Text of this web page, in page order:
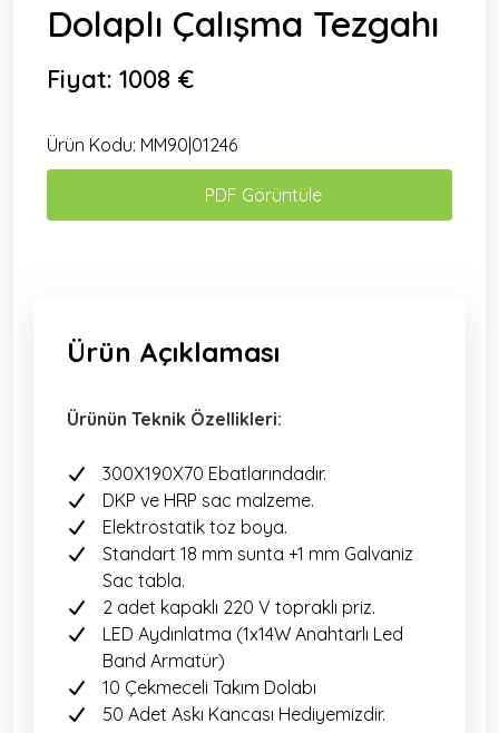
Dolaplı Çalışma Tezgahı
Fiyat: 1008 €
Ürün Kodu: MM90|01246
PDF Görüntüle
Ürün Açıklaması
Ürünün Teknik Özellikleri:
300X190X70 Ebatlarındadır.
DKP ve HRP sac malzeme.
Elektrostatik toz boya.
Standart 18 mm sunta +1 mm Galvaniz
Sac tabla.
2 adet kapaklı 220 V topraklı priz.
LED Aydınlatma (1x14W Anahtarlı Led
Band Armatür)
10 Çekmeceli Takım Dolabı
50 Adet Askı Kancası Hediyemizdir.